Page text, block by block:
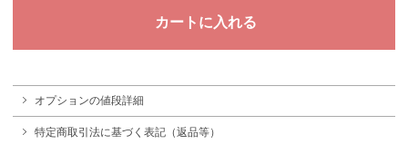
オプションの値段詳細
特定商取引法に基づく表記（返品等）